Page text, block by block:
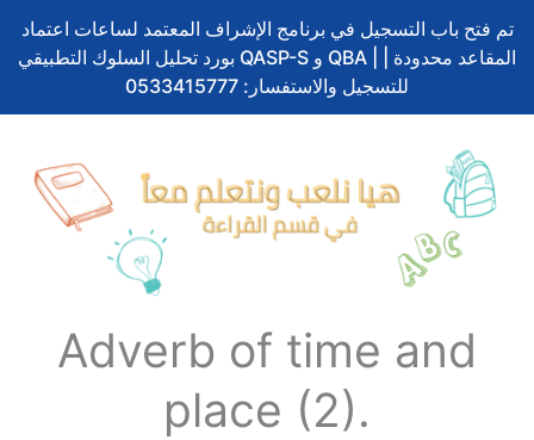
تم فتح باب التسجيل في برنامج الإشراف المعتمد لساعات اعتماد
بورد تحليل السلوك التطبيقي QASP-S و QBA | المقاعد محدودة |
للتسجيل والاستفسار: 0533415777
Adverb of time and
place (2).